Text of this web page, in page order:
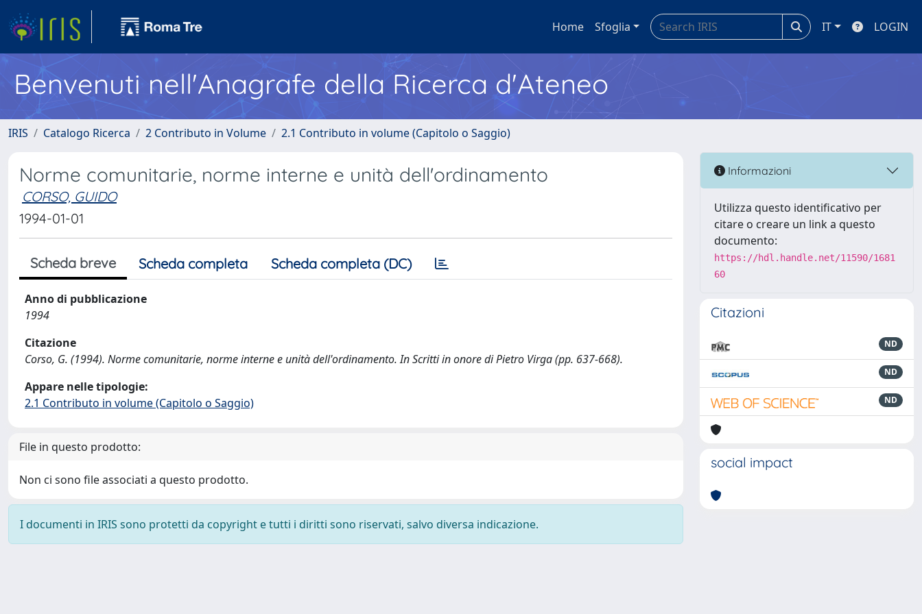
Home Sfoglia IT LOGIN
Benvenuti nell'Anagrafe della Ricerca d'Ateneo
IRIS Catalogo Ricerca 2 Contributo in Volume 2.1 Contributo in volume (Capitolo o Saggio)
Norme comunitarie, norme interne e unità dell'ordinamento
CORSO, GUIDO
1994-01-01
Scheda breve Scheda completa Scheda completa (DC)
Anno di pubblicazione
1994
Citazione
Corso, G. (1994). Norme comunitarie, norme interne e unità dell'ordinamento. In Scritti in onore di Pietro Virga (pp. 637-668).
Appare nelle tipologie:
2.1 Contributo in volume (Capitolo o Saggio)
File in questo prodotto:
Non ci sono file associati a questo prodotto.
I documenti in IRIS sono protetti da copyright e tutti i diritti sono riservati, salvo diversa indicazione.
Informazioni
Utilizza questo identificativo per
citare o creare un link a questo
documento:
https://hdl.handle.net/11590/1681
60
Citazioni
ND
ND
ND
social impact